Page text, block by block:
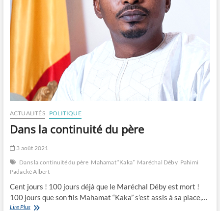
ACTUALITÉS POLITIQUE
Dans la continuité du père
3 août 2021
Dans la continuité du père Mahamat “Kaka” Maréchal Déby Pahimi
Padacké Albert
Cent jours ! 100 jours déjà que le Maréchal Déby est mort !
100 jours que son fils Mahamat “Kaka” s’est assis à sa place,…
Lire PlusDans